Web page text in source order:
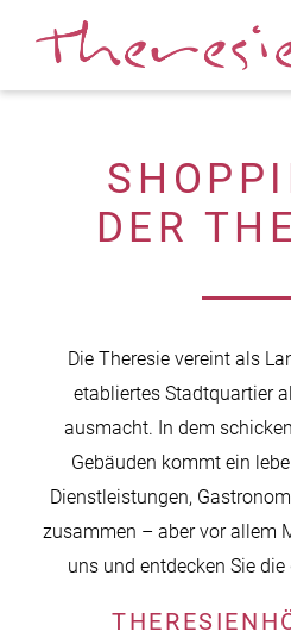
THERESIE
DER
Die Theresie vereint als
etabliertes Stadtquartier
ausmacht. In dem
Gebäuden kommt ein
Dienstleistungen,
zusammen – aber vor allem
uns und entdecken Sie